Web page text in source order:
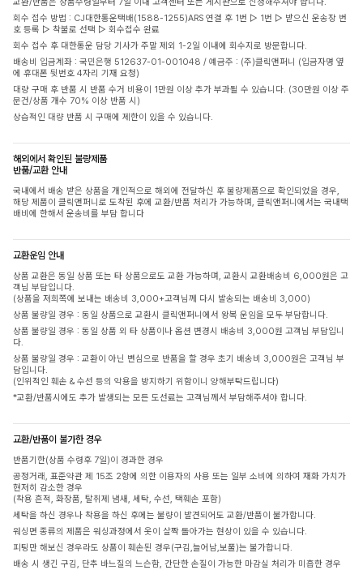
회수 접수 방법 : CJ대한통운택배(1588-1255)ARS 연결 후 1번 ▷ 1번 ▷ 받으신 운송장 번
호 등록 ▷ 착불로 선택 ▷ 회수접수 완료
회수 접수 후 대한통운 담당 기사가 주말 제외 1-2일 이내에 회수지로 방문합니다.
배송비 입금계좌 : 국민은행 512637-01-001048 / 예금주 : (주)클릭앤퍼니 (입금자명 옆
에 휴대폰 뒷번호 4자리 기재 요청)
대량 구매 후 반품 시 반품 수거 비용이 1만원 이상 추가 부과될 수 있습니다. (30만원 이상 주
문건/상품 개수 70% 이상 반품 시)
상습적인 대량 반품 시 구매에 제한이 있을 수 있습니다.
해외에서 확인된 불량제품
반품/교환 안내
국내에서 배송 받은 상품을 개인적으로 해외에 전달하신 후 불량제품으로 확인되었을 경우,
해당 제품이 클릭앤퍼니로 도착된 후에 교환/반품 처리가 가능하며, 클릭앤퍼니에서는 국내택
배비에 한해서 운송비를 부담 합니다
교환운임 안내
상품 교환은 동일 상품 또는 타 상품으로도 교환 가능하며, 교환시 교환배송비 6,000원은 고
객님 부담입니다.
(상품을 저희쪽에 보내는 배송비 3,000+고객님께 다시 발송되는 배송비 3,000)
상품 불량일 경우 : 동일 상품으로 교환시 클릭앤퍼니에서 왕복 운임을 모두 부담합니다.
상품 불량일 경우 : 동일 상품 외 타 상품이나 옵션 변경시 배송비 3,000원 고객님 부담입니
다.
상품 불량일 경우 : 교환이 아닌 변심으로 반품을 할 경우 초기 배송비 3,000원은 고객님 부
담입니다.
(인위적인 훼손 & 수선 등의 악용을 방지하기 위함이니 양해부탁드립니다)
*교환/반품시에도 추가 발생되는 모든 도선료는 고객님께서 부담해주셔야 합니다.
교환/반품이 불가한 경우
반품기한(상품 수령후 7일)이 경과한 경우
공정거래, 표준약관 제 15조 2항에 의한 이용자의 사용 또는 일부 소비에 의하여 재화 가치가
현저히 감소한 경우
(착용 흔적, 화장품, 탈취제 냄새, 세탁, 수선, 택훼손 포함)
세탁을 하신 경우나 착용을 하신 후에는 불량이 발견되어도 교환/반품이 불가합니다.
워싱면 종류의 제품은 워싱과정에서 옷이 살짝 돌아가는 현상이 있을 수 있습니다.
피팅만 해보신 경우라도 상품이 훼손된 경우(구김,늘어남,보풀)는 불가합니다.
배송 시 생긴 구김, 단추 바느질의 느슨함, 간단한 손질이 가능한 마감실 처리가 미흡한 경우